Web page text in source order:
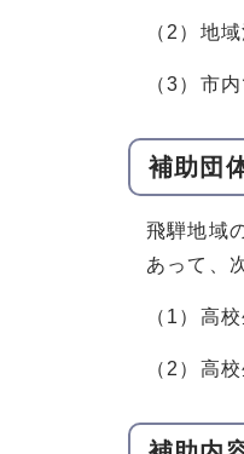
（2）地
（3）市
補助団
飛騨地域
あって、
（1）高
（2）高